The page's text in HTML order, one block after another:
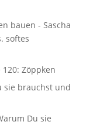
bauen - Sascha
softes
Zöppken
sie brauchst und
Du sie